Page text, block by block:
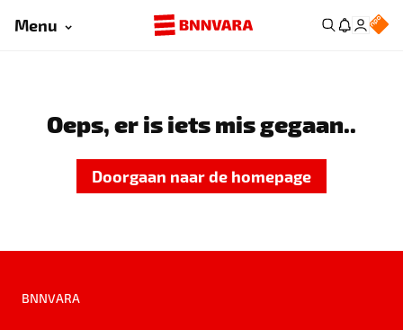
Menu
Oeps, er is iets mis gegaan..
Doorgaan naar de homepage
BNNVARA